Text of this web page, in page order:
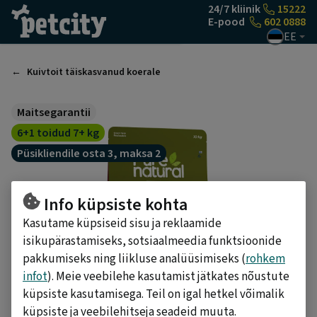
24/7 kliinik
15222
E-pood
602 0888
EE
Kuivtoit täiskasvanud koerale
Maitsegarantii
6+1 toidud 7+ kg
Püsikliendile osta 3, maksa 2
Info küpsiste kohta
Kasutame küpsiseid sisu ja reklaamide
isikupärastamiseks, sotsiaalmeedia funktsioonide
pakkumiseks ning liikluse analüüsimiseks (rohkem
infot). Meie veebilehe kasutamist jätkates nõustute
küpsiste kasutamisega. Teil on igal hetkel võimalik
küpsiste ja veebilehitseja seadeid muuta.